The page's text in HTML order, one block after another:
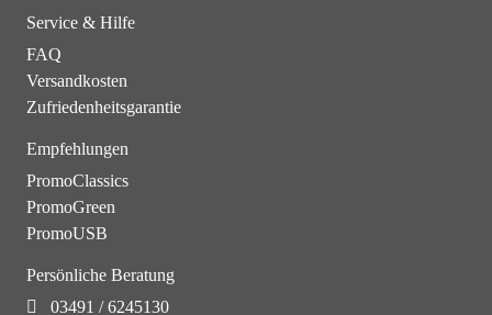
Service & Hilfe
FAQ
Versandkosten
Zufriedenheitsgarantie
Empfehlungen
PromoClassics
PromoGreen
PromoUSB
Persönliche Beratung
03491 / 6245130